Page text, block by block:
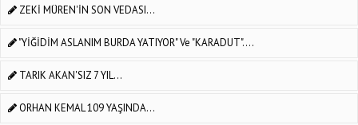
ZEKİ MÜREN'İN SON VEDASI...
"YİĞİDİM ASLANIM BURDA YATIYOR" Ve "KARADUT"....
TARIK AKAN'SIZ 7 YIL...
ORHAN KEMAL 109 YAŞINDA...